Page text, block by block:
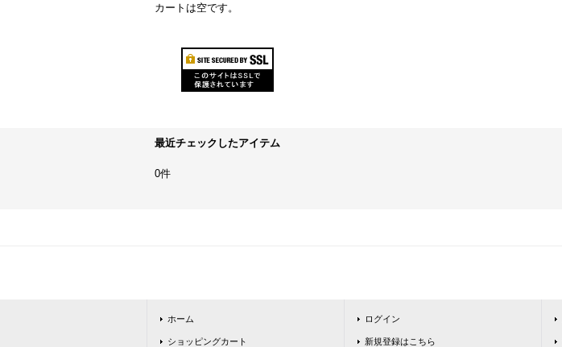
カートは空です。
最近チェックしたアイテム
0件
ホーム
ショッピングカート
ログイン
新規登録はこちら